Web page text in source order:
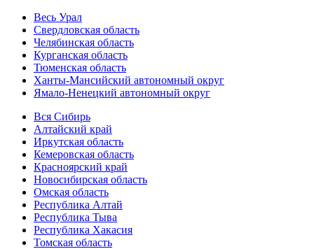
Весь Урал
Свердловская область
Челябинская область
Курганская область
Тюменская область
Ханты-Мансийский автономный округ
Ямало-Ненецкий автономный округ
Вся Сибирь
Алтайский край
Иркутская область
Кемеровская область
Красноярский край
Новосибирская область
Омская область
Республика Алтай
Республика Тыва
Республика Хакасия
Томская область